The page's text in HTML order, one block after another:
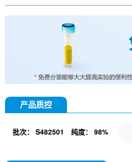
产品质控
批次： S482501 纯度： 98%